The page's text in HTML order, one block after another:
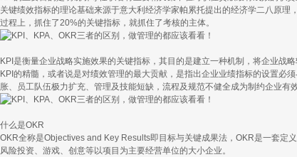
关键绩效指标的理论基础来源于意大利经济学家帕累托提出的经济学二八原
过程上，抓住了20%的关键指标，就抓住了考核的主体。
KPI是衡量企业战略实施效果的关键指标，其目的是建立一种机制，将企业战
KPI的精髓，或者说是对绩效管理的最大贡献，是指出企业业绩指标的设置必
胀、员工队伍极力扩充、管理及技能短缺，流程及规范不健全成为制约企业
什么是OKR
OKR全称是Objectives and Key Results即目标与关键成果法，OKR是一套定
风险投资、游戏、创意等以项目为主要经营单位的大小企业。